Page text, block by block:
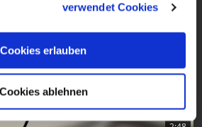
verwendet Cookies
Cookies erlauben
Cookies ablehnen